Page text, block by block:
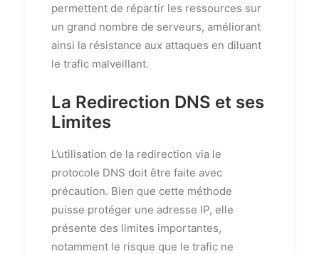
permettent de répartir les ressources sur
un grand nombre de serveurs, améliorant
ainsi la résistance aux attaques en diluant
le trafic malveillant.
La Redirection DNS et ses
Limites
L’utilisation de la redirection via le
protocole DNS doit être faite avec
précaution. Bien que cette méthode
puisse protéger une adresse IP, elle
présente des limites importantes,
notamment le risque que le trafic ne